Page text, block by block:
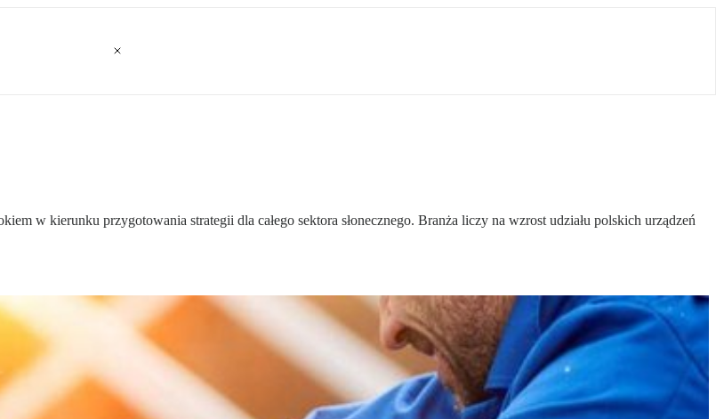
w kierunku przygotowania strategii dla całego sektora słonecznego. Branża liczy na wzrost udziału polskich urządzeń